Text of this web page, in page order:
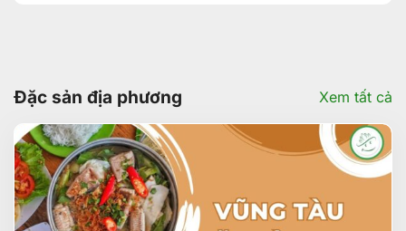
Đặc sản địa phương Xem tất cả